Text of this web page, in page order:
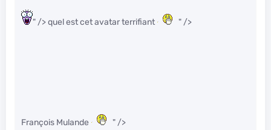
" /> quel est cet avatar terrifiant " />
François Mulande " />